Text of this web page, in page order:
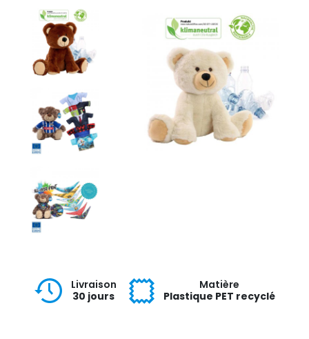
Livraison
30 jours
Matière
Plastique PET recyclé